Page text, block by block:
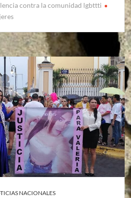
contra la comunidad lgbttti
NACIONALES